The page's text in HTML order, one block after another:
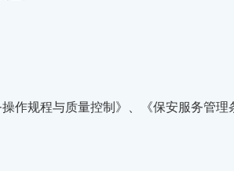
作规程与质量控制》、《保安服务管理